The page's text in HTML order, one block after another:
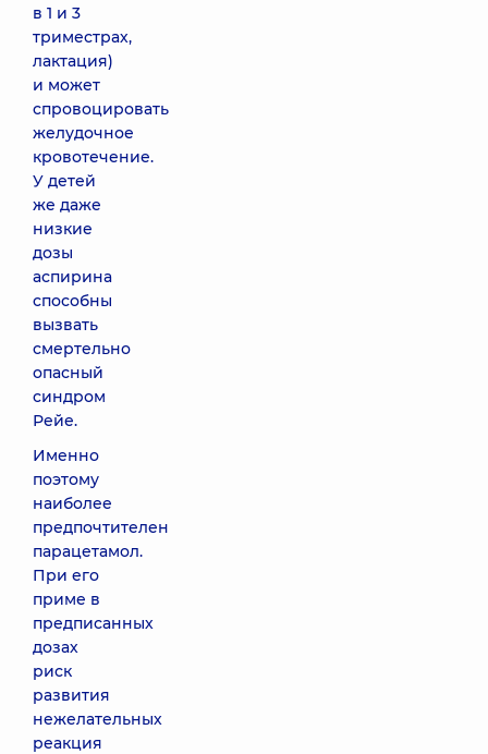
в 1 и 3
триместрах,
лактация)
и может
спровоцировать
желудочное
кровотечение.
У детей
же даже
низкие
дозы
аспирина
способны
вызвать
смертельно
опасный
синдром
Рейе.
Именно
поэтому
наиболее
предпочтителен
парацетамол.
При его
приме в
предписанных
дозах
риск
развития
нежелательных
реакция